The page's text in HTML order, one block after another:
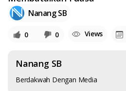
Nanang SB
0 0 Views
Nanang SB
Berdakwah Dengan Media